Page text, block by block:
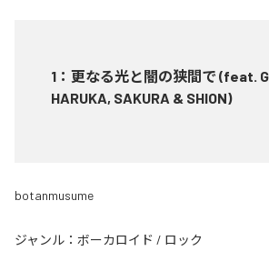
1 ： 更なる光と闇の狭間で (feat.
HARUKA, SAKURA & SHION)
botanmusume
ジャンル： ボーカロイド / ロック